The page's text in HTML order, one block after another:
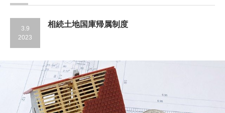
3.9
2023
相続土地国庫帰属制度